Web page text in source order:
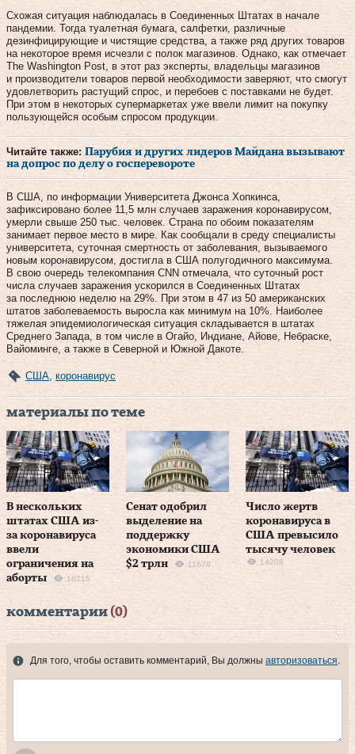
Схожая ситуация наблюдалась в Соединенных Штатах в начале
пандемии. Тогда туалетная бумага, салфетки, различные
дезинфицирующие и чистящие средства, а также ряд других товаров
на некоторое время исчезли с полок магазинов. Однако, как отмечает
The Washington Post, в этот раз эксперты, владельцы магазинов
и производители товаров первой необходимости заверяют, что смогут
удовлетворить растущий спрос, и перебоев с поставками не будет.
При этом в некоторых супермаркетах уже ввели лимит на покупку
пользующейся особым спросом продукции.
Читайте также: Парубия и других лидеров Майдана вызывают
на допрос по делу о госперевороте
В США, по информации Университета Джонса Хопкинса,
зафиксировано более 11,5 млн случаев заражения коронавирусом,
умерли свыше 250 тыс. человек. Страна по обоим показателям
занимает первое место в мире. Как сообщали в среду специалисты
университета, суточная смертность от заболевания, вызываемого
новым коронавирусом, достигла в США полугодичного максимума.
В свою очередь телекомпания CNN отмечала, что суточный рост
числа случаев заражения ускорился в Соединенных Штатах
за последнюю неделю на 29%. При этом в 47 из 50 американских
штатов заболеваемость выросла как минимум на 10%. Наиболее
тяжелая эпидемиологическая ситуация складывается в штатах
Среднего Запада, в том числе в Огайо, Индиане, Айове, Небраске,
Вайоминге, а также в Северной и Южной Дакоте.
США коронавирус
материалы по теме
В нескольких
штатах США из-
за коронавируса
ввели
ограничения на
аборты
16215
Сенат одобрил
выделение на
поддержку
экономики США
$2 трлн
11679
Число жертв
коронавируса в
США превысило
тысячу человек
14208
комментарии (0)
Для того, чтобы оставить комментарий, Вы должны авторизоваться.